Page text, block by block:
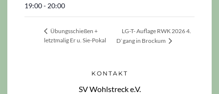
19:00 - 20:00
Übungsschießen +
letztmalig Er u. Sie-Pokal
LG-T- Auflage RWK 2026 4.
D`gang in Brockum
KONTAKT
SV Wohlstreck e.V.